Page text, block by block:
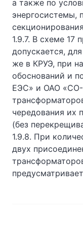
а также по
энергосистемы,
1.9.7. В схеме 17
допускается,
же в КРУЭ, при
обоснований и
ЕЭС» и ОАО
чередования их
(без
1.9.8. При
двух